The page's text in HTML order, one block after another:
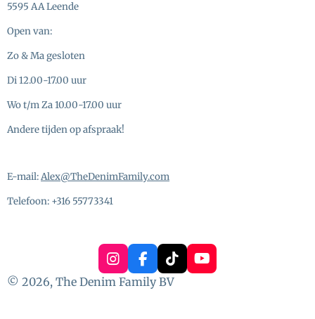
5595 AA Leende
Open van:
Zo & Ma gesloten
Di 12.00-17.00 uur
Wo t/m Za 10.00-17.00 uur
Andere tijden op afspraak!
E-mail:Alex@TheDenimFamily.com
Telefoon: +316 55773341
I
n
s
F
a
c
T
i
k
Y
o
© 2026, The Denim Family BV